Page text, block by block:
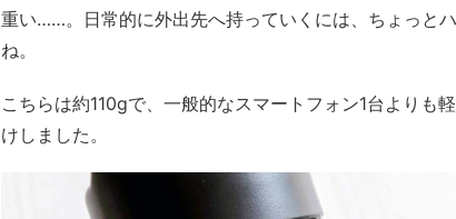
重い……。日常的に外出先へ持っていくには、ちょっと
ね。
こちらは約110gで、一般的なスマートフォン1台よりも
けしました。